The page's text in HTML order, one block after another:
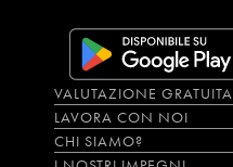
VALUTAZIONE GRATUITA
LAVORA CON NOI
CHI SIAMO?